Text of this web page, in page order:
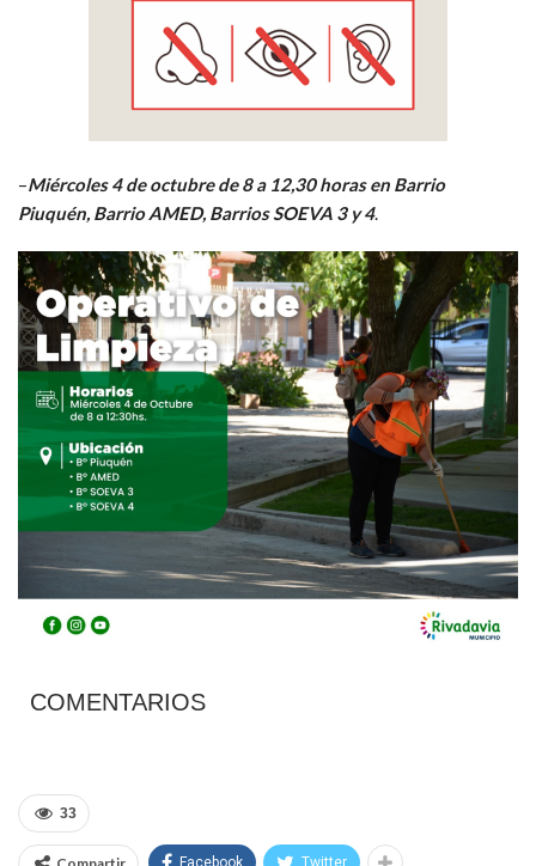
–Miércoles 4 de octubre de 8 a 12,30 horas en Barrio
Piuquén, Barrio AMED, Barrios SOEVA 3 y 4.
COMENTARIOS
33
Facebook Twitter